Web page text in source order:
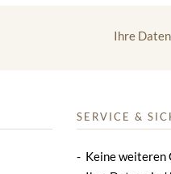
Ihre
SERVICE &
Keine weiteren